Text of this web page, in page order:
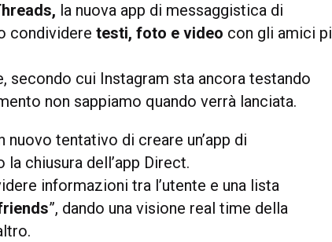
la nuova app di messaggistica di
condivideretesti, foto e video con gli amici
secondo cui Instagram sta ancora testando
non sappiamo quando verrà lanciata.
tentativo di creare un’app di
chiusura dell’app Direct.
informazioni tra l’utente e una lista
”, dando una visione real time della